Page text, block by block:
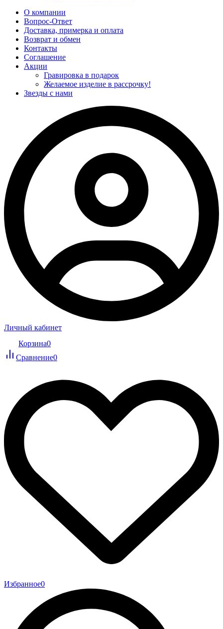
О компании
Вопрос-Ответ
Доставка, примерка и оплата
Возврат и обмен
Контакты
Соглашение
Акции
Гравировка в подарок
Желаемое изделие в рассрочку!
Звезды с нами
Личный кабинет
Корзина0
Сравнение0
Избранное0